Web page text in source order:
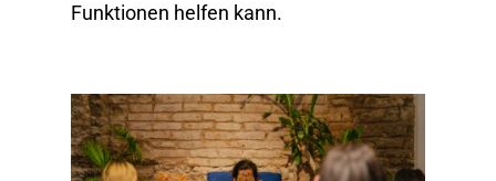
Funktionen helfen kann.